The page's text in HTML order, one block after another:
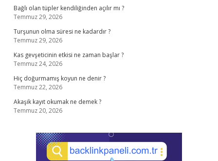
Bağlı olan tüpler kendiliğinden açılır mı ?
Temmuz 29, 2026
Turşunun olma süresi ne kadardır ?
Temmuz 29, 2026
Kas gevşeticinin etkisi ne zaman başlar ?
Temmuz 24, 2026
Hiç doğurmamış koyun ne denir ?
Temmuz 22, 2026
Akaşik kayıt okumak ne demek ?
Temmuz 20, 2026